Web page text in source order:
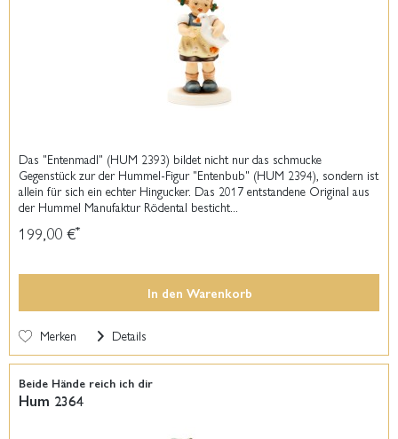
Das "Entenmadl" (HUM 2393) bildet nicht nur das schmucke
Gegenstück zur der Hummel-Figur "Entenbub" (HUM 2394), sondern ist
allein für sich ein echter Hingucker. Das 2017 entstandene Original aus
der Hummel Manufaktur Rödental besticht...
199,00 €*
In den Warenkorb
Merken Details
Beide Hände reich ich dir
Hum 2364